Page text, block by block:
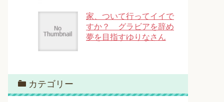
家、ついて行ってイイで
すか？ グラビアを辞め
夢を目指すゆりなさん
カテゴリー